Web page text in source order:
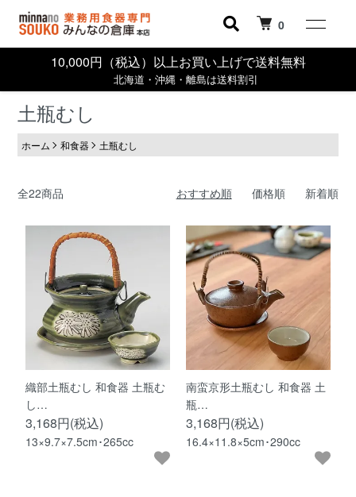
0
10,000円（税込）以上お買い上げで送料無料
北海道・沖縄・離島は送料割引
土瓶むし
ホーム 和食器 土瓶むし
全22商品 おすすめ順 価格順 新着順
織部土瓶むし 和食器 土瓶む
し…
3,168円(税込)
13×9.7×7.5cm･265cc
南蛮京形土瓶むし 和食器 土
瓶…
3,168円(税込)
16.4×11.8×5cm･290cc